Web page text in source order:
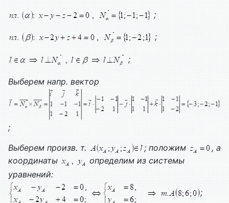
;
;
;
Выберем напр. вектор
;
Выберем произв. т.
; положим
, а
координаты
определим из системы
уравнений:
;